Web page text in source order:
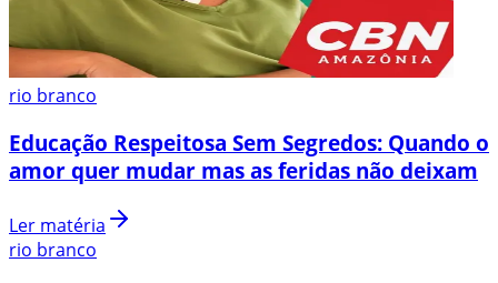
rio branco
Educação Respeitosa Sem Segredos: Quando o
amor quer mudar mas as feridas não deixam
Ler matéria
rio branco